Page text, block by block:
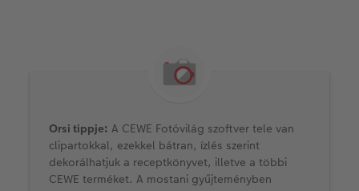
Orsi tippje: A CEWE Fotóvilág szoftver tele van
clipartokkal, ezekkel bátran, ízlés szerint
dekorálhatjuk a receptkönyvet, illetve a többi
CEWE terméket. A mostani gyűjteményben